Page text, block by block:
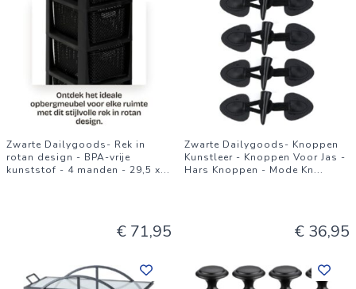
Zwarte Dailygoods- Rek in
rotan design - BPA-vrije
kunststof - 4 manden - 29,5 x...
€ 71,95
Zwarte Dailygoods- Knoppen
Kunstleer - Knoppen Voor Jas -
Hars Knoppen - Mode Kn...
€ 36,95